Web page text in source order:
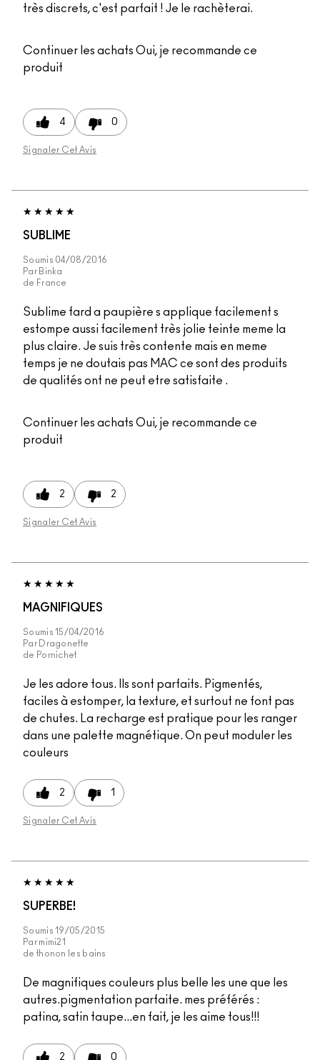
très discrets, c'est parfait ! Je le rachèterai.
Continuer les achats Oui, je recommande ce
produit
4 0
Signaler Cet Avis
SUBLIME
Soumis 04/08/2016
Par Binka
de France
Sublime fard a paupière s applique facilement s
estompe aussi facilement très jolie teinte meme la
plus claire. Je suis très contente mais en meme
temps je ne doutais pas MAC ce sont des produits
de qualités ont ne peut etre satisfaite .
Continuer les achats Oui, je recommande ce
produit
2 2
Signaler Cet Avis
MAGNIFIQUES
Soumis15/04/2016
Par Dragonette
de Pornichet
Je les adore tous. Ils sont parfaits. Pigmentés,
faciles à estomper, la texture, et surtout ne font pas
de chutes. La recharge est pratique pour les ranger
dans une palette magnétique. On peut moduler les
couleurs
2 1
Signaler Cet Avis
SUPERBE!
Soumis19/05/2015
Par mimi21
de thonon les bains
De magnifiques couleurs plus belle les une que les
autres.pigmentation parfaite. mes préférés :
patina, satin taupe...en fait, je les aime tous!!!
2 0